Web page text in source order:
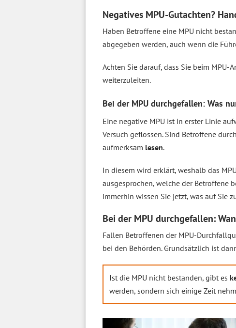
Negatives MPU-Gutachten?
Haben Betroffene eine MPU nicht
abgegeben werden, auch wenn die
Achten Sie darauf, dass Sie beim MPU-
weiterzuleiten.
Bei der MPU durchgefallen: Was
Eine negative MPU ist in erster Linie
Versuch geflossen. Sind Betroffene
aufmerksam lesen.
In diesem wird erklärt, weshalb das
ausgesprochen, welche der Betroffene
immerhin wissen Sie jetzt, was auf Sie
Bei der MPU durchgefallen:
Fallen Betroffenen der MPU-
bei den Behörden. Grundsätzlich ist
Ist die MPU nicht bestanden, gibt es
werden, sondern sich einige Zeit